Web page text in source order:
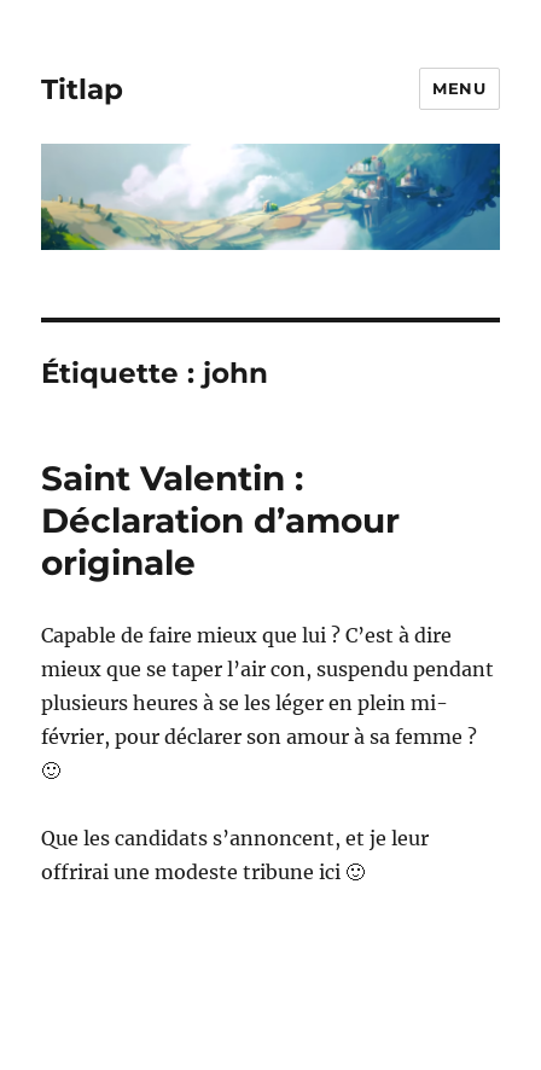
Titlap MENU
Étiquette : john
Saint Valentin :
Déclaration d’amour
originale
Capable de faire mieux que lui ? C’est à dire
mieux que se taper l’air con, suspendu pendant
plusieurs heures à se les léger en plein mi-
février, pour déclarer son amour à sa femme ?
🙂
Que les candidats s’annoncent, et je leur
offrirai une modeste tribune ici 🙂